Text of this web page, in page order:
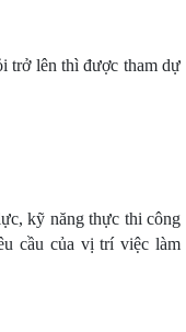
trở lên thì được tham dự
kỹ năng thực thi công
cầu của vị trí việc làm